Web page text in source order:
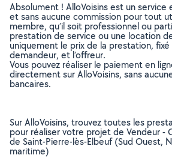
Absolument ! AlloVoisins est un
et sans aucune commission pour tout
membre, qu’il soit professionnel ou
prestation de service ou une location
uniquement le prix de la prestation, fixé
demandeur, et l’offreur.
Vous pouvez réaliser le paiement en
directement sur AlloVoisins, sans
bancaires.
Sur AlloVoisins, trouvez toutes les
pour réaliser votre projet de Vendeur -
de Saint-Pierre-lès-Elbeuf (Sud Ouest,
maritime)